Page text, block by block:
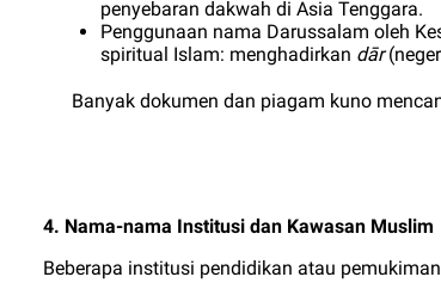
penyebaran dakwah di Asia Tenggara.
Penggunaan nama Darussalam oleh
spiritual Islam: menghadirkan dār
Banyak dokumen dan piagam kuno
4. Nama-nama Institusi dan Kawasan Muslim
Beberapa institusi pendidikan atau